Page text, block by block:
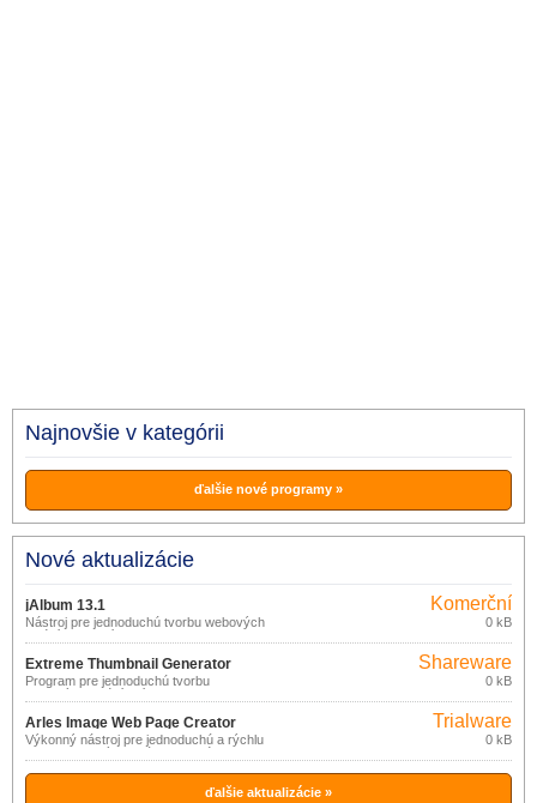
Najnovšie v kategórii
ďalšie nové programy »
Nové aktualizácie
jAlbum 13.1
Nástroj pre jednoduchú tvorbu webových
galérií fotografií.
Komerční
0 kB
Extreme Thumbnail Generator
1.19.3
Program pre jednoduchú tvorbu
webových galérií snímok, s pomocou
sprievodcov a preddefinovaných šablón,
ktoré je možné upravovať podľa
vlastných predstáv.
Shareware
0 kB
Arles Image Web Page Creator
10.0.2
Výkonný nástroj pre jednoduchú a rýchlu
tvorbu webových stránok s galériou
vašich snímok.
Trialware
0 kB
ďalšie aktualizácie »